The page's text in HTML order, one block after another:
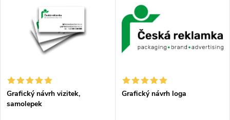
s
p
Grafický návrh vizitek,
samolepek
Grafický návrh loga